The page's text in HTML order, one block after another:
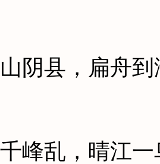
县，扁舟到
乱，晴江一